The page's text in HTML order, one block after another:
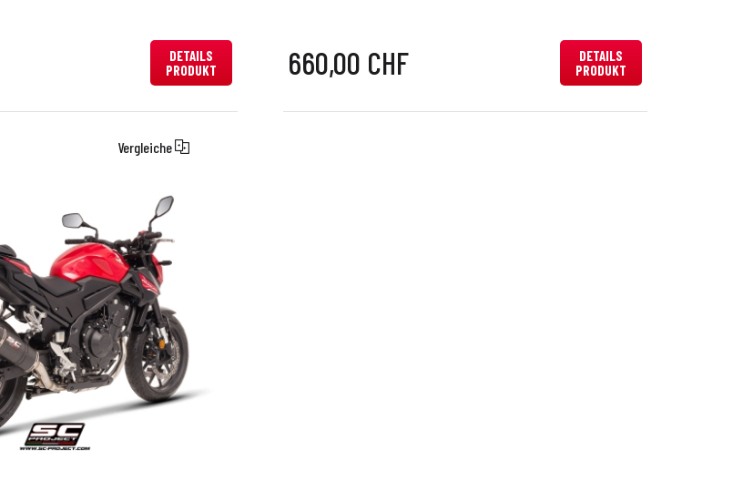
DETAILS
PRODUKT
660,00 CHF
DETAILS
PRODUKT
Vergleiche